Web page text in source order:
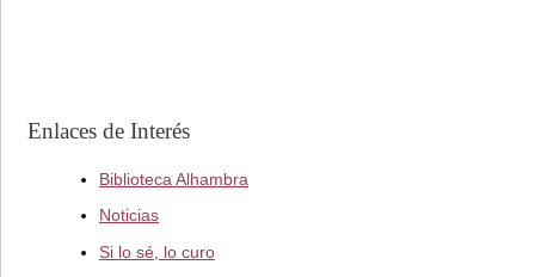
Enlaces de Interés
Biblioteca Alhambra
Noticias
Si lo sé, lo curo